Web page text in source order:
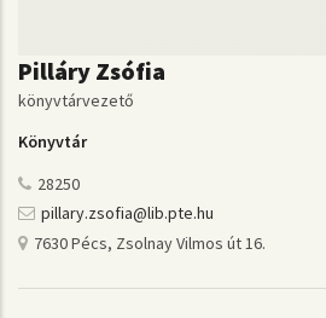
Pilláry Zsófia
könyvtárvezető
Könyvtár
28250
pillary.zsofia@lib.pte.hu
7630 Pécs, Zsolnay Vilmos út 16.